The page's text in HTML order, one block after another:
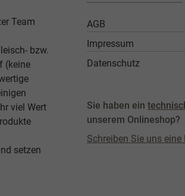
Team
bzw.
(keine
viel Wert
setzen
AGB
Impressum
Datenschutz
Sie haben ein
unserem Onlineshop?
Schreiben Sie uns eine